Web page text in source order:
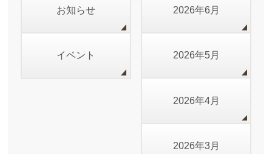
お知らせ
イベント
2026年6月
2026年5月
2026年4月
2026年3月